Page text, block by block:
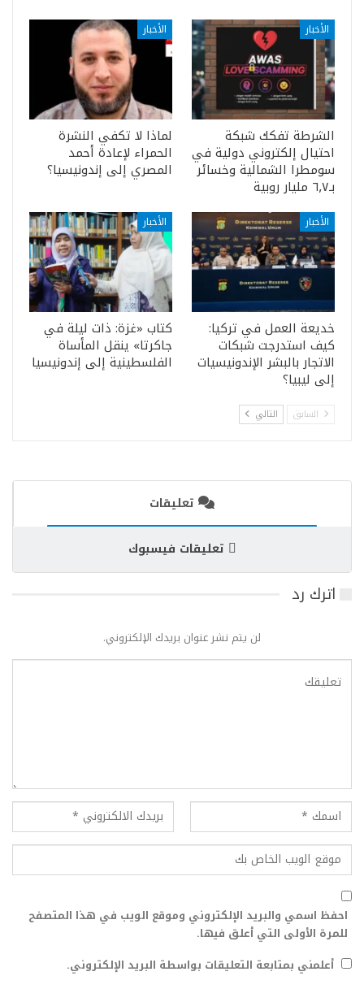
الأخبار
الشرطة تفكك شبكة
احتيال إلكتروني دولية في
سومطرا الشمالية وخسائر
بـ٦٫٧ مليار روبية
الأخبار
لماذا لا تكفي النشرة
الحمراء لإعادة أحمد
المصري إلى إندونيسيا؟
الأخبار
خديعة العمل في تركيا:
كيف استدرجت شبكات
الاتجار بالبشر الإندونيسيات
إلى ليبيا؟
الأخبار
كتاب «غزة: ذات ليلة في
جاكرتا» ينقل المأساة
الفلسطينية إلى إندونيسيا
السابق التالي
تعليقات
تعليقات فيسبوك
اترك رد
لن يتم نشر عنوان بريدك الإلكتروني.
احفظ اسمي والبريد الإلكتروني وموقع الويب في هذا المتصفح
للمرة الأولى التي أعلق فيها.
أعلمني بمتابعة التعليقات بواسطة البريد الإلكتروني.